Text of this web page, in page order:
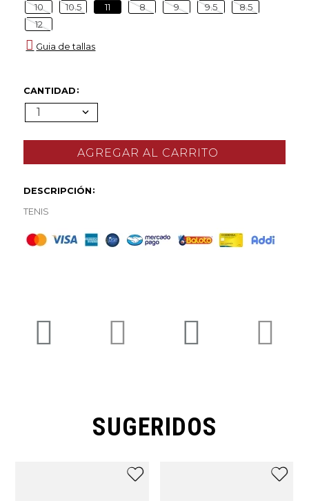
10 10.5 11 8 9 9.5
8.5
12
Guia de tallas
CANTIDAD
1
DESCRIPCIÓN
TENIS
SUGERIDOS